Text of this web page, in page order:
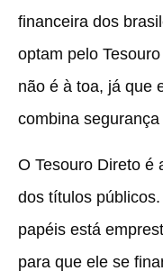
financeira dos
optam pelo
não é à toa, já que
combina
O Tesouro Direto é
dos títulos
papéis está
para que ele se